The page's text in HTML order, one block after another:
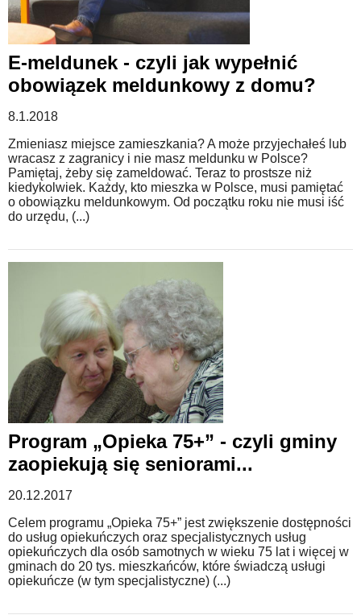
E-meldunek - czyli jak wypełnić
obowiązek meldunkowy z domu?
8.1.2018
Zmieniasz miejsce zamieszkania? A może przyjechałeś lub
wracasz z zagranicy i nie masz meldunku w Polsce?
Pamiętaj, żeby się zameldować. Teraz to prostsze niż
kiedykolwiek. Każdy, kto mieszka w Polsce, musi pamiętać
o obowiązku meldunkowym. Od początku roku nie musi iść
do urzędu, (...)
Program „Opieka 75+” - czyli gminy
zaopiekują się seniorami...
20.12.2017
Celem programu „Opieka 75+” jest zwiększenie dostępności
do usług opiekuńczych oraz specjalistycznych usług
opiekuńczych dla osób samotnych w wieku 75 lat i więcej w
gminach do 20 tys. mieszkańców, które świadczą usługi
opiekuńcze (w tym specjalistyczne) (...)